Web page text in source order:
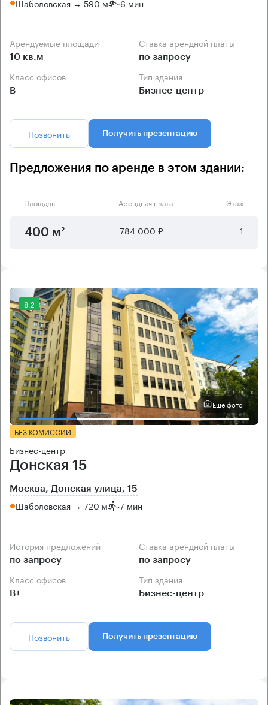
Шаболовская → 590 м ~6 мин
Арендуемые площади
10 кв.м
Ставка арендной платы
по запросу
Класс офисов
B
Тип здания
Бизнес-центр
Позвонить Получить презентацию
Предложения по аренде в этом здании:
Площадь Арендная плата Этаж
400 м² 784 000 ₽ 1
8.2
Еще фото
БЕЗ КОМИССИИ
Бизнес-центр
Донская 15
Москва, Донская улица, 15
Шаболовская → 720 м ~7 мин
История предложений
по запросу
Ставка арендной платы
по запросу
Класс офисов
B+
Тип здания
Бизнес-центр
Позвонить Получить презентацию